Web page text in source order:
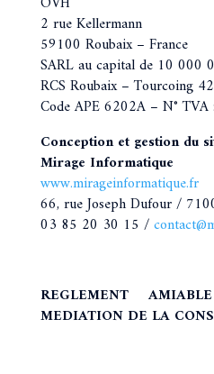
2 rue Kellermann
59100 Roubaix – France
SARL au capital de 10 000
RCS Roubaix – Tourcoing
Code APE 6202A – N°
Conception et gestion du
Mirage Informatique
www.mirageinformatique.fr
66, rue Joseph Dufour /
03 85 20 30 15 /
REGLEMENT
MEDIATION DE LA